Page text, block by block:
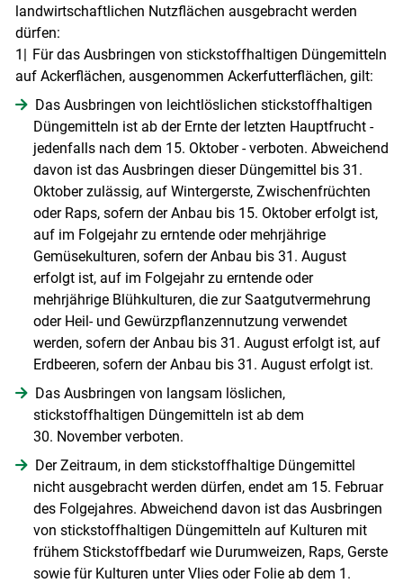
Skip to main content
landwirtschaftlichen Nutzflächen ausgebracht werden
dürfen:
1| Für das Ausbringen von stickstoffhaltigen Düngemitteln
auf Ackerflächen, ausgenommen Ackerfutterflächen, gilt:
Das Ausbringen von leichtlöslichen stickstoffhaltigen
Düngemitteln ist ab der Ernte der letzten Hauptfrucht -
jedenfalls nach dem 15. Oktober - verboten. Abweichend
davon ist das Ausbringen dieser Düngemittel bis 31.
Oktober zulässig, auf Wintergerste, Zwischenfrüchten
oder Raps, sofern der Anbau bis 15. Oktober erfolgt ist,
auf im Folgejahr zu erntende oder mehrjährige
Gemüsekulturen, sofern der Anbau bis 31. August
erfolgt ist, auf im Folgejahr zu erntende oder
mehrjährige Blühkulturen, die zur Saatgutvermehrung
oder Heil- und Gewürzpflanzennutzung verwendet
werden, sofern der Anbau bis 31. August erfolgt ist, auf
Erdbeeren, sofern der Anbau bis 31. August erfolgt ist.
Das Ausbringen von langsam löslichen,
stickstoffhaltigen Düngemitteln ist ab dem
30. November verboten.
Der Zeitraum, in dem stickstoffhaltige Düngemittel
nicht ausgebracht werden dürfen, endet am 15. Februar
des Folgejahres. Abweichend davon ist das Ausbringen
von stickstoffhaltigen Düngemitteln auf Kulturen mit
frühem Stickstoffbedarf wie Durumweizen, Raps, Gerste
sowie für Kulturen unter Vlies oder Folie ab dem 1.